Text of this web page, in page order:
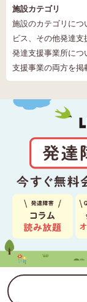
施設カテゴリ
施設のカテゴリに
ビス、その他発達
発達支援事業所に
支援事業の両方を掲